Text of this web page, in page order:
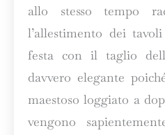
allo stesso tempo
l’allestimento dei
festa con il taglio
davvero elegante
maestoso loggiato a
vengono